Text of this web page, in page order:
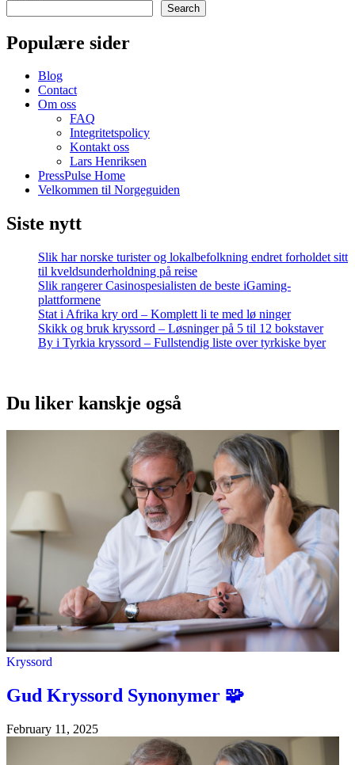
Search
Populære sider
Blog
Contact
Om oss
FAQ
Integritetspolicy
Kontakt oss
Lars Henriksen
PressPulse Home
Velkommen til Norgeguiden
Siste nytt
Slik har norske turister og lokalbefolkning endret forholdet sitt
til kveldsunderholdning på reise
Slik rangerer Casinospesialisten de beste iGaming-
plattformene
Stat i Afrika kry ord – Komplett li te med lø ninger
Skikk og bruk kryssord – Løsninger på 5 til 12 bokstaver
By i Tyrkia kryssord – Fullstendig liste over tyrkiske byer
Du liker kanskje også
Kryssord
Gud Kryssord Synonymer 🧩
February 11, 2025